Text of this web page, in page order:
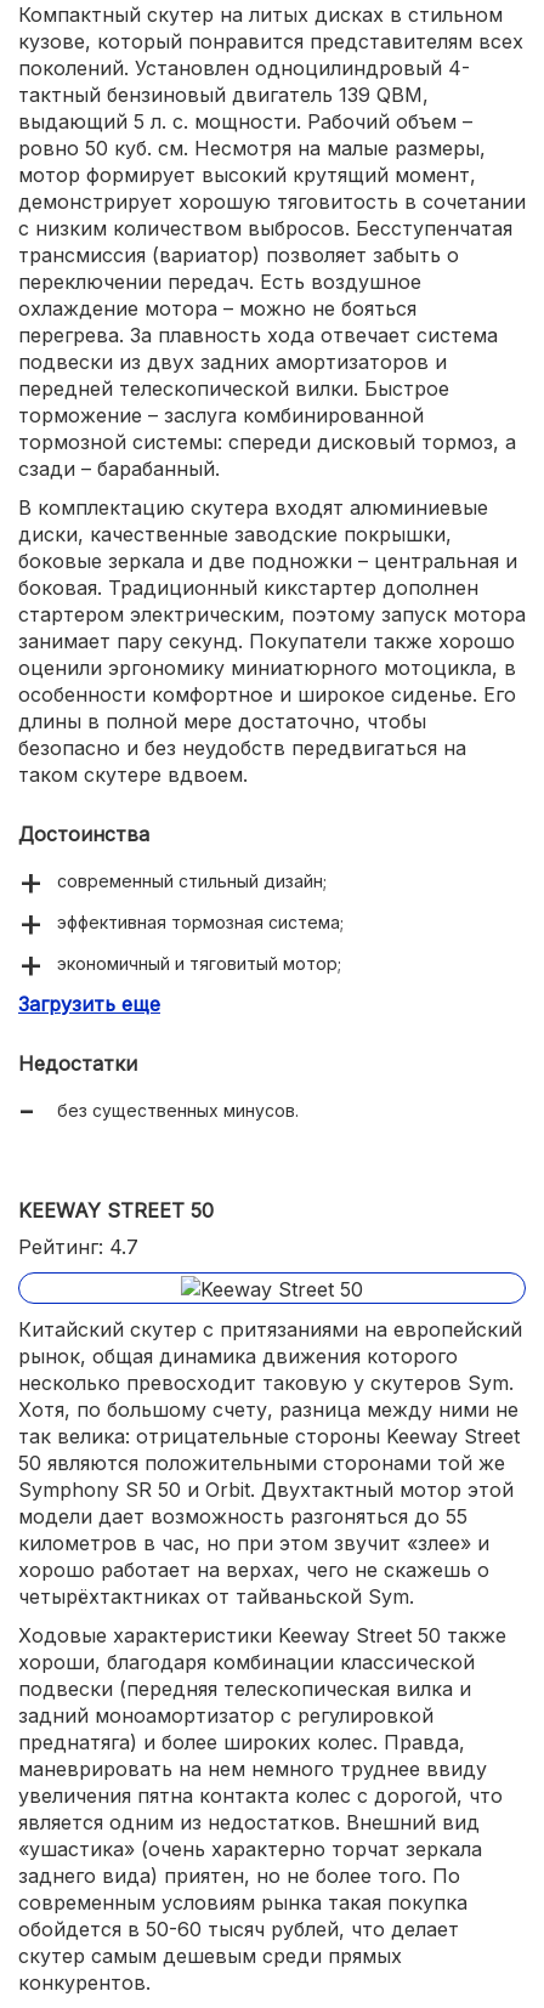
Компактный скутер на литых дисках в стильном
кузове, который понравится представителям всех
поколений. Установлен одноцилиндровый 4-
тактный бензиновый двигатель 139 QBM,
выдающий 5 л. с. мощности. Рабочий объем –
ровно 50 куб. см. Несмотря на малые размеры,
мотор формирует высокий крутящий момент,
демонстрирует хорошую тяговитость в сочетании
с низким количеством выбросов. Бесступенчатая
трансмиссия (вариатор) позволяет забыть о
переключении передач. Есть воздушное
охлаждение мотора – можно не бояться
перегрева. За плавность хода отвечает система
подвески из двух задних амортизаторов и
передней телескопической вилки. Быстрое
торможение – заслуга комбинированной
тормозной системы: спереди дисковый тормоз, а
сзади – барабанный.
В комплектацию скутера входят алюминиевые
диски, качественные заводские покрышки,
боковые зеркала и две подножки – центральная и
боковая. Традиционный кикстартер дополнен
стартером электрическим, поэтому запуск мотора
занимает пару секунд. Покупатели также хорошо
оценили эргономику миниатюрного мотоцикла, в
особенности комфортное и широкое сиденье. Его
длины в полной мере достаточно, чтобы
безопасно и без неудобств передвигаться на
таком скутере вдвоем.
Достоинства
современный стильный дизайн;
эффективная тормозная система;
экономичный и тяговитый мотор;
продуманная эргономика сиденья.
Загрузить еще
Недостатки
без существенных минусов.
KEEWAY STREET 50
Рейтинг: 4.7
Китайский скутер с притязаниями на европейский
рынок, общая динамика движения которого
несколько превосходит таковую у скутеров Sym.
Хотя, по большому счету, разница между ними не
так велика: отрицательные стороны Keeway Street
50 являются положительными сторонами той же
Symphony SR 50 и Orbit. Двухтактный мотор этой
модели дает возможность разгоняться до 55
километров в час, но при этом звучит «злее» и
хорошо работает на верхах, чего не скажешь о
четырёхтактниках от тайваньской Sym.
Ходовые характеристики Keeway Street 50 также
хороши, благодаря комбинации классической
подвески (передняя телескопическая вилка и
задний моноамортизатор с регулировкой
преднатяга) и более широких колес. Правда,
маневрировать на нем немного труднее ввиду
увеличения пятна контакта колес с дорогой, что
является одним из недостатков. Внешний вид
«ушастика» (очень характерно торчат зеркала
заднего вида) приятен, но не более того. По
современным условиям рынка такая покупка
обойдется в 50-60 тысяч рублей, что делает
скутер самым дешевым среди прямых
конкурентов.